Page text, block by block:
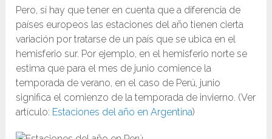
Pero, sí hay que tener en cuenta que a diferencia de
países europeos las estaciones del año tienen cierta
variación por tratarse de un país que se ubica en el
hemisferio sur. Por ejemplo, en el hemisferio norte se
estima que para el mes de junio comience la
temporada de verano, en el caso de Perú, junio
significa el comienzo de la temporada de invierno. (Ver
artículo: Estaciones del año en Argentina)